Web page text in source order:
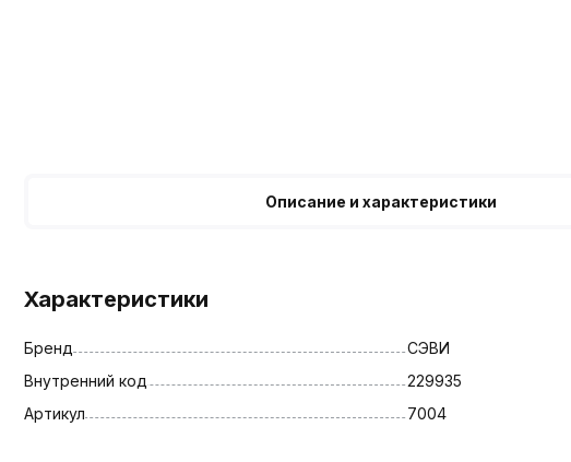
Описание и характеристики
Характеристики
Бренд
СЭВИ
Внутренний код
229935
Артикул
7004